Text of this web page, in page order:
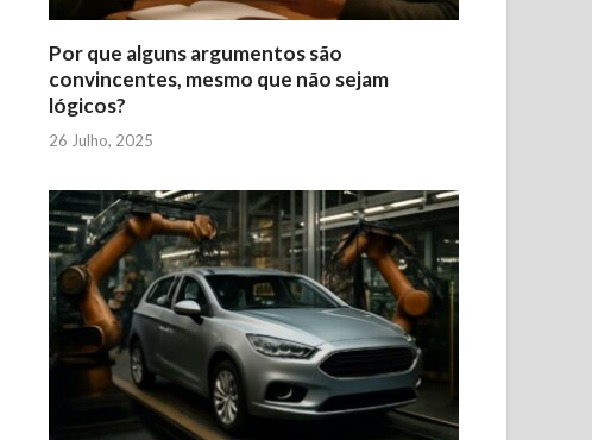
Por que alguns argumentos são
convincentes, mesmo que não sejam
lógicos?
26 Julho, 2025